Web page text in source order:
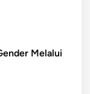
Melalui